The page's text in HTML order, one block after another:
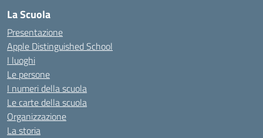
La Scuola
Presentazione
Apple Distinguished School
I luoghi
Le persone
I numeri della scuola
Le carte della scuola
Organizzazione
La storia